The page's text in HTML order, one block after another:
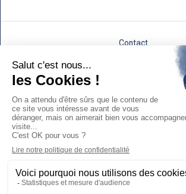
Contact
Politique de protection des données personnelles et
Plan du site